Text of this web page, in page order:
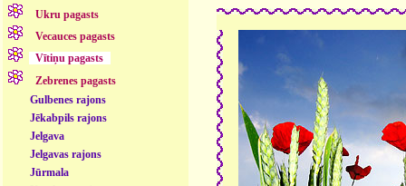
Ukru pagasts
Vecauces pagasts
Vītiņu pagasts
Zebrenes pagasts
Gulbenes rajons
Jēkabpils rajons
Jelgava
Jelgavas rajons
Jūrmala